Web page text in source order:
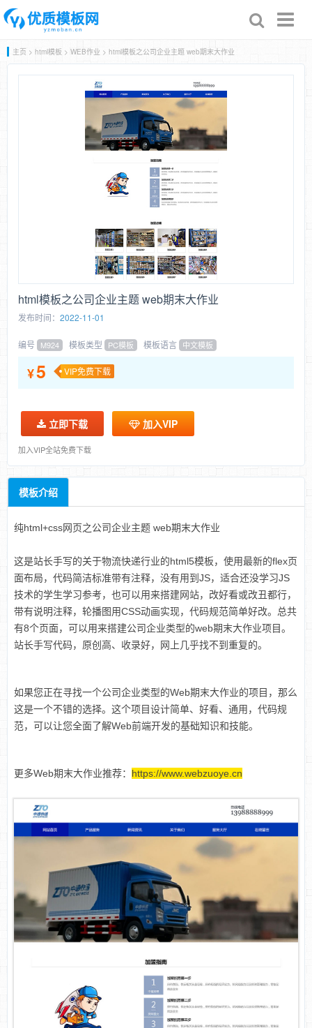
主页 > html模板 > WEB作业 > html模板之公司企业主题 web期末大作业
html模板之公司企业主题 web期末大作业
发布时间： 2022-11-01
编号 M924 模板类型 PC模板 模板语言 中文模板
¥5 VIP免费下载
立即下载 加入VIP
加入VIP全站免费下载
模板介绍
纯html+css网页之公司企业主题 web期末大作业
这是站长手写的关于物流快递行业的html5模板，使用最新的flex页
面布局，代码简洁标准带有注释，没有用到JS，适合还没学习JS
技术的学生学习参考，也可以用来搭建网站，改好看或改丑都行，
带有说明注释，轮播图用CSS动画实现，代码规范简单好改。总共
有8个页面，可以用来搭建公司企业类型的web期末大作业项目。
站长手写代码，原创高、收录好，网上几乎找不到重复的。
如果您正在寻找一个公司企业类型的Web期末大作业的项目，那么
这是一个不错的选择。这个项目设计简单、好看、通用，代码规
范，可以让您全面了解Web前端开发的基础知识和技能。
更多Web期末大作业推荐： https://www.webzuoye.cn